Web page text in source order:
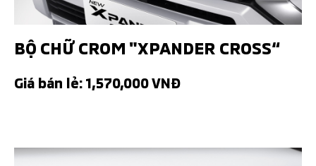
BỘ CHỮ CROM "XPANDER CROSS“
Giá bán lẻ: 1,570,000 VNĐ